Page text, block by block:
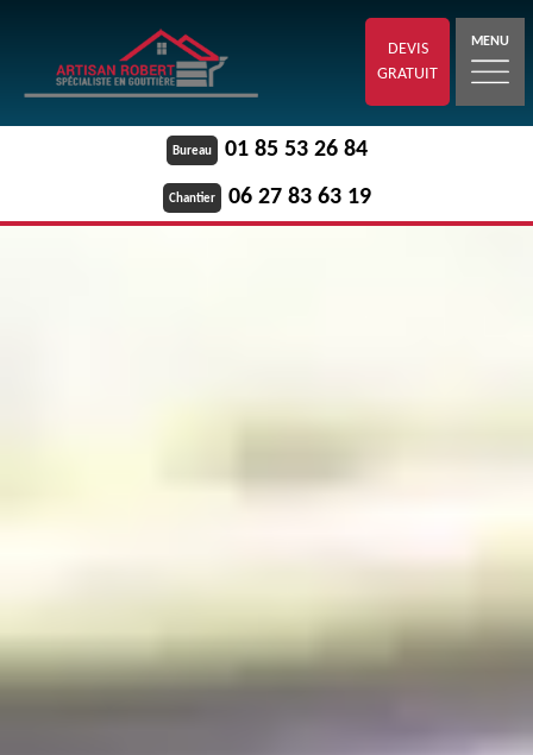
DEVIS
GRATUIT
MENU
Bureau 01 85 53 26 84
Chantier 06 27 83 63 19